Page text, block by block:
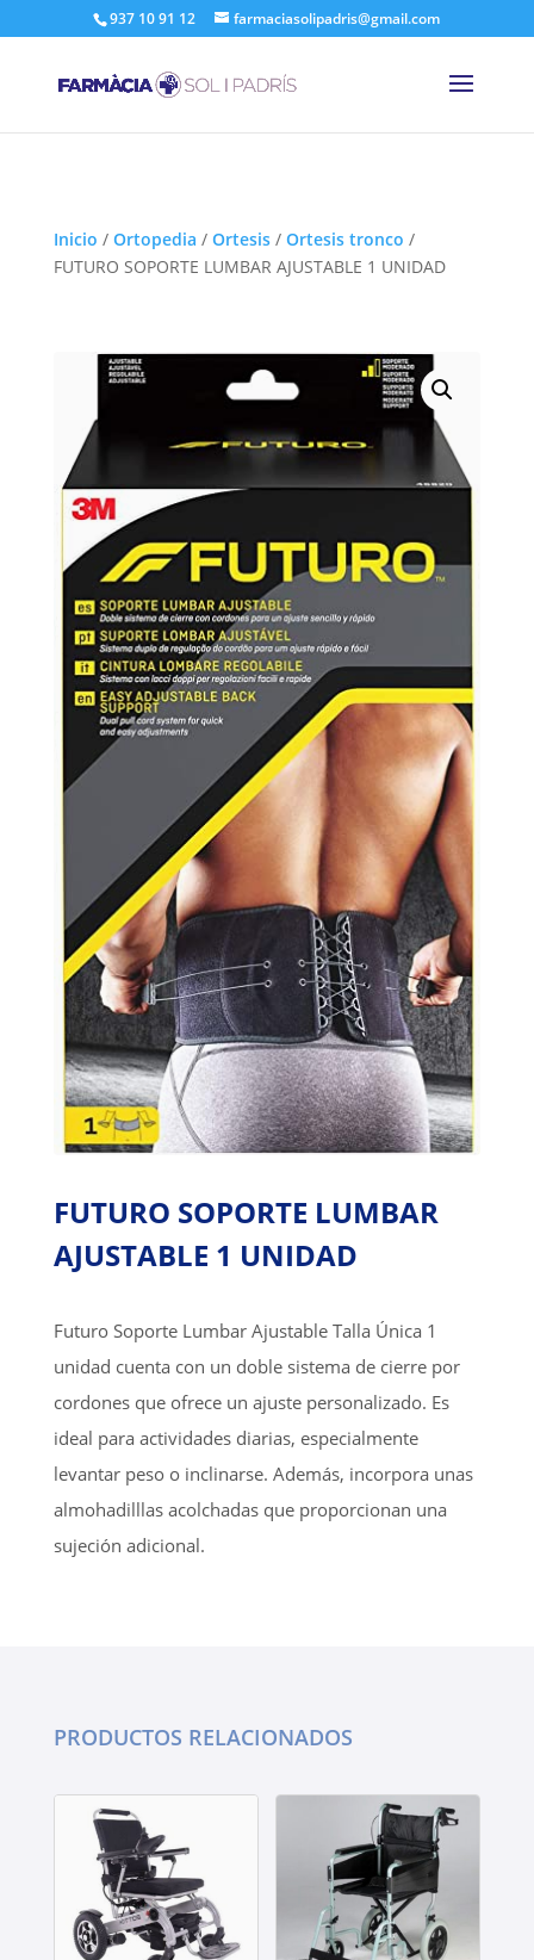
937 10 91 12 farmaciasolipadris@gmail.com
Inicio / Ortopedia / Ortesis/ Ortesis tronco /
FUTURO SOPORTE LUMBAR AJUSTABLE 1 UNIDAD
FUTURO SOPORTE LUMBAR
AJUSTABLE 1 UNIDAD
Futuro Soporte Lumbar Ajustable Talla Única 1
unidad cuenta con un doble sistema de cierre por
cordones que ofrece un ajuste personalizado. Es
ideal para actividades diarias, especialmente
levantar peso o inclinarse. Además, incorpora unas
almohadilllas acolchadas que proporcionan una
sujeción adicional.
PRODUCTOS RELACIONADOS